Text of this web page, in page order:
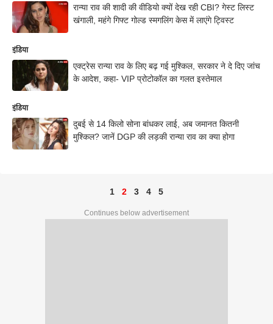
रान्या राव की शादी की वीडियो क्यों देख रही CBI? गेस्ट लिस्ट
खंगाली, महंगे गिफ्ट गोल्ड स्मगलिंग केस में लाएंगे ट्विस्ट
इंडिया
एक्ट्रेस रान्या राव के लिए बढ़ गई मुश्किल, सरकार ने दे दिए जांच
के आदेश, कहा- VIP प्रोटोकॉल का गलत इस्तेमाल
इंडिया
दुबई से 14 किलो सोना बांधकर लाई, अब जमानत कितनी
मुश्किल? जानें DGP की लड़की रान्या राव का क्या होगा
1 2 3 4 5
Continues below advertisement